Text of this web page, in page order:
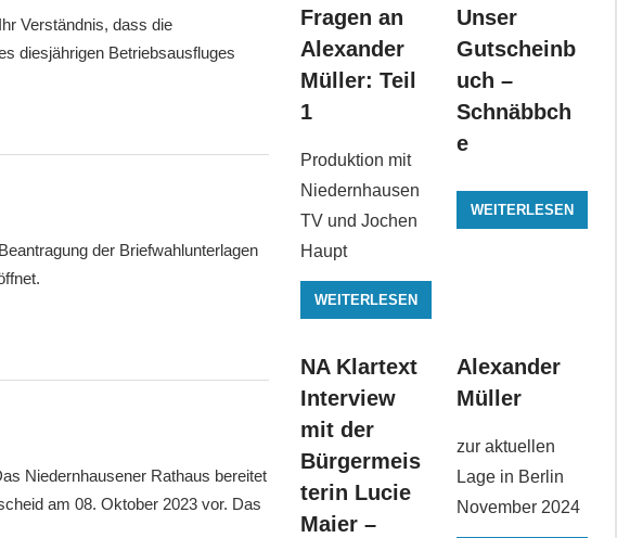
Verständnis, dass die
diesjährigen Betriebsausfluges
der Briefwahlunterlagen
Niedernhausener Rathaus bereitet
am 08. Oktober 2023 vor. Das
Fragen an
Alexander
Müller: Teil
1
Produktion mit
Niedernhausen
TV und Jochen
Haupt
WEITERLESEN
Unser
Gutscheinb
uch –
Schnäbbch
e
WEITERLESEN
NA Klartext
Interview
mit der
Bürgermeis
terin Lucie
Maier –
Alexander
Müller
zur aktuellen
Lage in Berlin
November 2024